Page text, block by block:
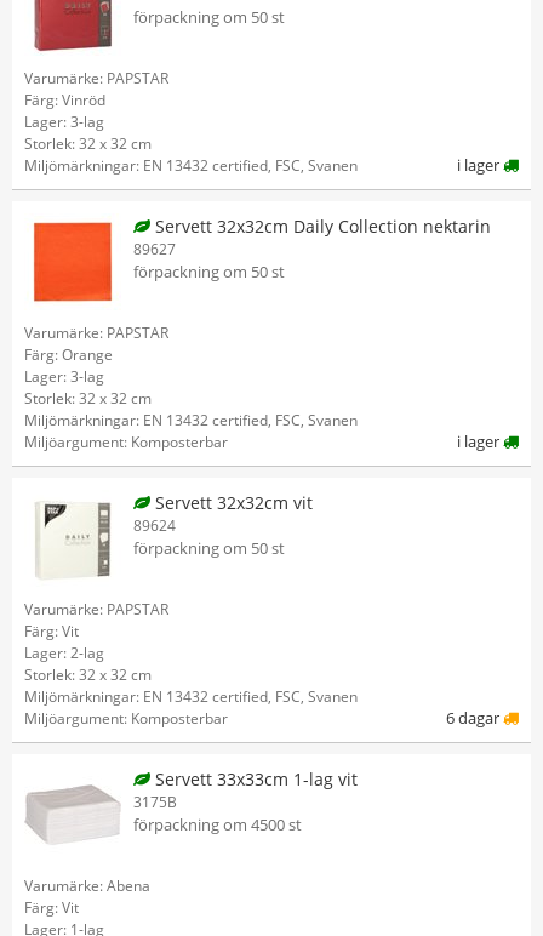
förpackning om 50 st
Varumärke: PAPSTAR
Färg: Vinröd
Lager: 3-lag
Storlek: 32 x 32 cm
Miljömärkningar: EN 13432 certified, FSC, Svanen
i lager
Servett 32x32cm Daily Collection nektarin
89627
förpackning om 50 st
Varumärke: PAPSTAR
Färg: Orange
Lager: 3-lag
Storlek: 32 x 32 cm
Miljömärkningar: EN 13432 certified, FSC, Svanen
Miljöargument: Komposterbar
i lager
Servett 32x32cm vit
89624
förpackning om 50 st
Varumärke: PAPSTAR
Färg: Vit
Lager: 2-lag
Storlek: 32 x 32 cm
Miljömärkningar: EN 13432 certified, FSC, Svanen
Miljöargument: Komposterbar
6 dagar
Servett 33x33cm 1-lag vit
3175B
förpackning om 4500 st
Varumärke: Abena
Färg: Vit
Lager: 1-lag